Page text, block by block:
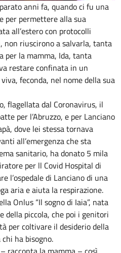
anni fa, quando ci fu una
per permettere alla sua
all’estero con protocolli
non riuscirono a salvarla, tanta
per la mamma, Ida, tanta
restare confinata in un
feconda, nel nome della sua
flagellata dal Coronavirus, il
per l’Abruzzo, e per Lanciano
dove lei stessa tornava
all’emergenza che sta
sanitario, ha donato 5 mila
per ll Covid Hospital di
l’ospedale di Lanciano di una
aria e aiuta la respirazione.
Onlus “Il sogno di Iaia”, nata
della piccola, che poi i genitori
per coltivare il desiderio della
ha bisogno.